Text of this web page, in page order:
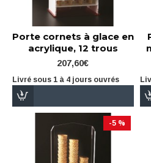
Porte cornets à glace en
acrylique, 12 trous
207,60€
Livré sous 1 à 4 jours ouvrés
-5 %